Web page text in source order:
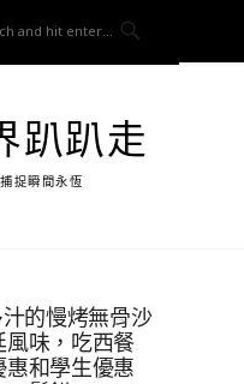
趴趴走
捉瞬間永恆
的慢烤無骨沙
味，吃西餐
和學生優惠